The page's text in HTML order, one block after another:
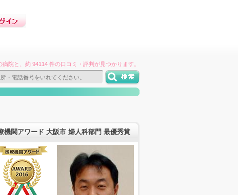
病院と、約 94114 件の口コミ・評判が見つかります。
機関アワード 大阪市 婦人科部門 最優秀賞